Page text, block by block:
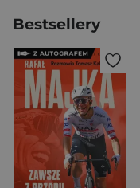
Bestsellery